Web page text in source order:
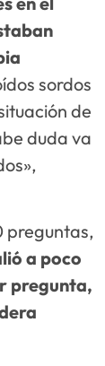
sordos
de
duda va
preguntas,
a poco
pregunta,